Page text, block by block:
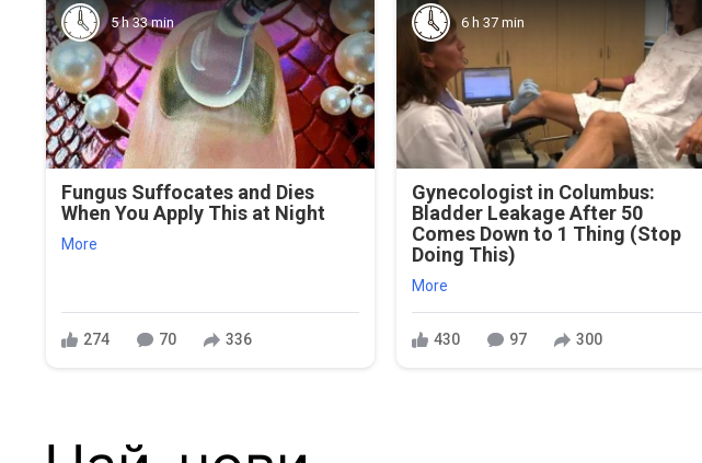
5 h 33 min
Fungus Suffocates and Dies
When You Apply This at Night
More
274 70 336
6 h 37 min
Gynecologist in Columbus:
Bladder Leakage After 50
Comes Down to 1 Thing (Stop
Doing This)
More
430 97 300